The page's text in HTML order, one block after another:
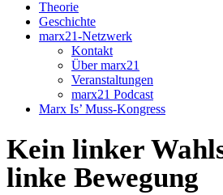
Theorie
Geschichte
marx21-Netzwerk
Kontakt
Über marx21
Veranstaltungen
marx21 Podcast
Marx Is’ Muss-Kongress
Kein linker
linke Bewegung